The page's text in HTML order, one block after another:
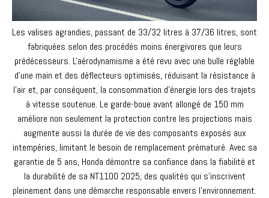
Les valises agrandies, passant de 33/32 litres à 37/36 litres, sont
fabriquées selon des procédés moins énergivores que leurs
prédécesseurs. L'aérodynamisme a été revu avec une bulle réglable
d'une main et des déflecteurs optimisés, réduisant la résistance à
l'air et, par conséquent, la consommation d'énergie lors des trajets
à vitesse soutenue. Le garde-boue avant allongé de 150 mm
améliore non seulement la protection contre les projections mais
augmente aussi la durée de vie des composants exposés aux
intempéries, limitant le besoin de remplacement prématuré. Avec sa
garantie de 5 ans, Honda démontre sa confiance dans la fiabilité et
la durabilité de sa NT1100 2025, des qualités qui s'inscrivent
pleinement dans une démarche responsable envers l'environnement.